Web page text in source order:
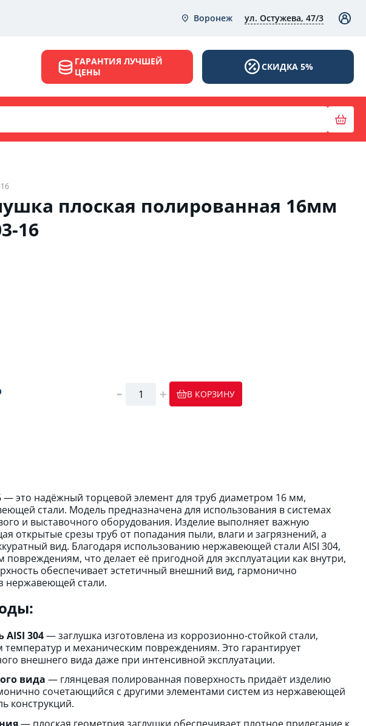
Воронеж ул. Остужева, 47/3
ГАРАНТИЯ ЛУЧШЕЙ
ЦЕНЫ
СКИДКА 5%
плоская полированная 16мм
16
В КОРЗИНУ
— это надёжный торцевой элемент для труб диаметром 16 мм,
стали. Модель предназначена для использования в системах
и выставочного оборудования. Изделие выполняет важную
открытые срезы труб от попадания пыли, влаги и загрязнений, а
вид. Благодаря использованию нержавеющей стали AISI 304,
что делает её пригодной для эксплуатации как внутри,
обеспечивает эстетичный внешний вид, гармонично
нержавеющей стали.
304— заглушка изготовлена из коррозионно-стойкой стали,
и механическим повреждениям. Это гарантирует
внешнего вида даже при интенсивной эксплуатации.
вида — глянцевая полированная поверхность придаёт изделию
сочетающийся с другими элементами систем из нержавеющей
конструкций.